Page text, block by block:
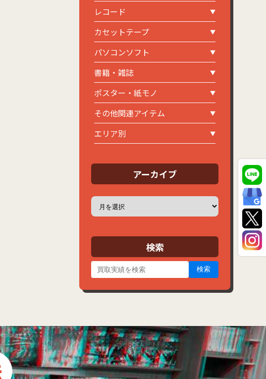
レコード
カセットテープ
パソコンソフト
書籍・雑誌
ポスター・紙モノ
その他関連アイテム
エリア別
アーカイブ
ア
カ
検索
検索